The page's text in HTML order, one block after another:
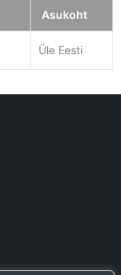
Asukoht
Üle Eesti